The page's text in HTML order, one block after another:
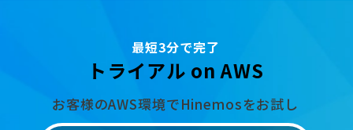
最短3分で完了
トライアル on AWS
お客様のAWS環境でHinemosをお試し